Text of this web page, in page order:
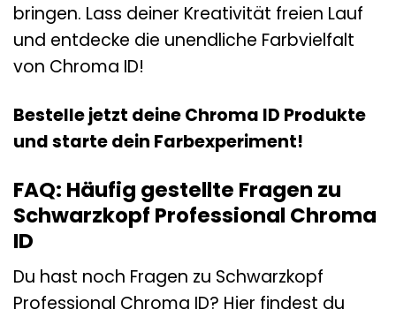
bringen. Lass deiner Kreativität freien Lauf
und entdecke die unendliche Farbvielfalt
von Chroma ID!
Bestelle jetzt deine Chroma ID Produkte
und starte dein Farbexperiment!
FAQ: Häufig gestellte Fragen zu
Schwarzkopf Professional Chroma
ID
Du hast noch Fragen zu Schwarzkopf
Professional Chroma ID? Hier findest du